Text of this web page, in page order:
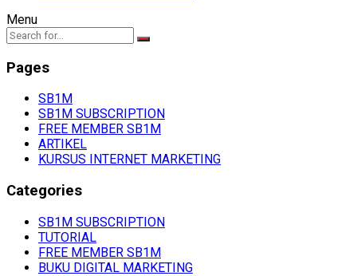
Menu
Pages
SB1M
SB1M SUBSCRIPTION
FREE MEMBER SB1M
ARTIKEL
KURSUS INTERNET MARKETING
Categories
SB1M SUBSCRIPTION
TUTORIAL
FREE MEMBER SB1M
BUKU DIGITAL MARKETING